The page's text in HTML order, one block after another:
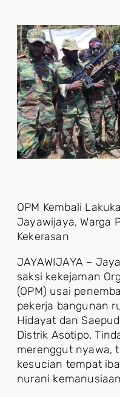
OPM Kembali
Jayawijaya, Warga
Kekerasan
JAYAWIJAYA –
saksi kekejaman
(OPM) usai
pekerja bangunan
Hidayat dan
Distrik Asotipo.
merenggut nyawa,
kesucian tempat
nurani